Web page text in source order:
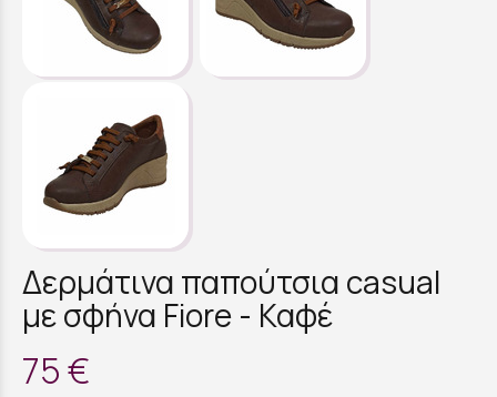
Δερμάτινα παπούτσια casual
με σφήνα Fiore - Καφέ
75 €